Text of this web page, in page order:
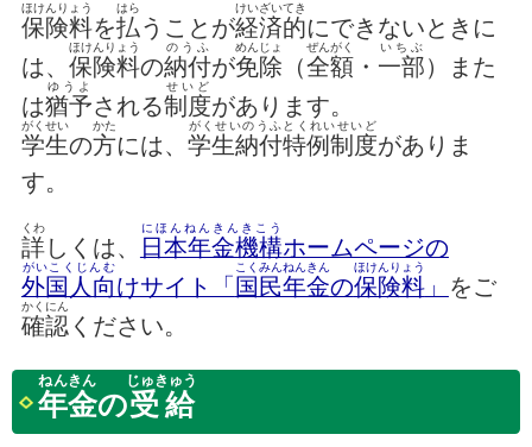
保険料
ほけんりょう
を払
はら
うことが経済的
けいざいてき
にできないときに
は、 保険料
ほけんりょう
の納付
のうふ
が免除
めんじょ
（全額
ぜんがく
・ 一部
いちぶ
）また
は猶予
ゆうよ
される制度
せいど
があります。
学生
がくせい
の方
かた
には、 学生納付特例制度
がくせいのうふとくれいせいど
がありま
す。
詳
くわ
しくは、 日本年金機構
にほんねんきんきこう
ホームページの
外国人向
がいこくじんむ
けサイト「 国民年金
こくみんねんきん
の保険料
ほけんりょう
」 をご
確認
かくにん
ください。
年金
ねんきん
の受給
じゅきゅう